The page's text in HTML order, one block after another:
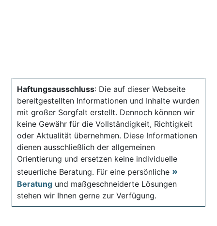
Haftungsausschluss: Die auf dieser Webseite
bereitgestellten Informationen und Inhalte wurden
mit großer Sorgfalt erstellt. Dennoch können wir
keine Gewähr für die Vollständigkeit, Richtigkeit
oder Aktualität übernehmen. Diese Informationen
dienen ausschließlich der allgemeinen
Orientierung und ersetzen keine individuelle
steuerliche Beratung. Für eine persönliche
Beratung und maßgeschneiderte Lösungen
stehen wir Ihnen gerne zur Verfügung.